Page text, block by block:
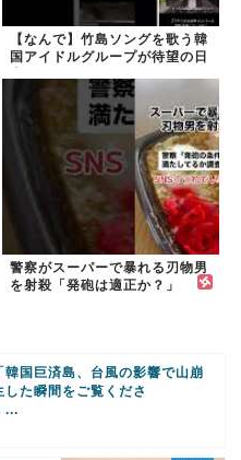
【なんで】竹島ソングを歌う韓
国アイドルグループが待望の日
警察がスーパーで暴れる刃物男
を射殺「発砲は適正か？」
韓国巨済島、台風の影響で山崩
した瞬間をご覧くださ
...